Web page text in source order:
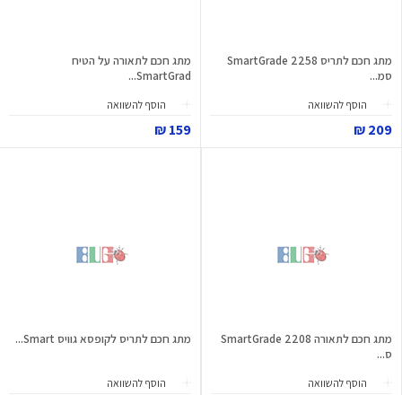
מתג חכם לתריס SmartGrade 2258
סמ...
הוסף להשוואה
209 ₪
מתג חכם לתאורה על הטיח
SmartGrad...
הוסף להשוואה
159 ₪
מתג חכם לתאורה SmartGrade 2208
ס...
הוסף להשוואה
מתג חכם לתריס לקופסא גוויס Smart...
הוסף להשוואה